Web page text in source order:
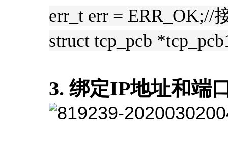
err_t err = ERR_OK;//
struct tcp_pcb
3. 绑定IP地址和端